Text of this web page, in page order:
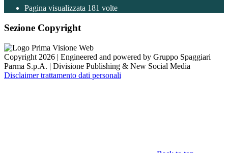
Pagina visualizzata 181 volte
Sezione Copyright
Copyright 2026 | Engineered and powered by Gruppo Spaggiari
Parma S.p.A. | Divisione Publishing & New Social Media
Disclaimer trattamento dati personali